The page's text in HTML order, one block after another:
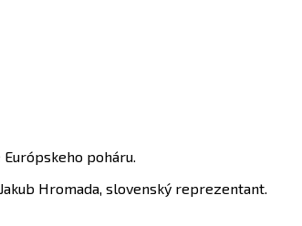
poháru.
Hromada, slovenský reprezentant.